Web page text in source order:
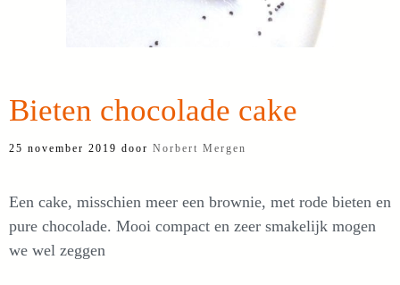
Bieten chocolade cake
25 november 2019 door Norbert Mergen
Een cake, misschien meer een brownie, met rode bieten en
pure chocolade. Mooi compact en zeer smakelijk mogen
we wel zeggen